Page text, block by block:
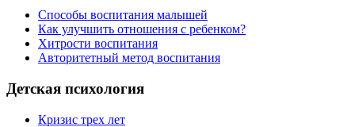
Способы воспитания малышей
Как улучшить отношения с ребенком?
Хитрости воспитания
Авторитетный метод воспитания
Детская психология
Кризис трех лет